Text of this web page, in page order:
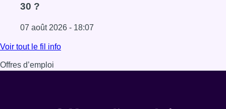
30 ?
07 août 2026 - 18:07
Lire l'article Les Bruxellois respectent mieux les zones 30
Voir tout le fil info
Offres d’emploi